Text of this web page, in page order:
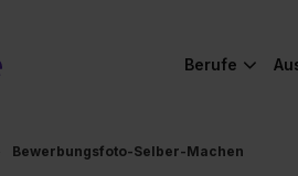
Berufe
Bewerbungsfoto-Selber-Machen